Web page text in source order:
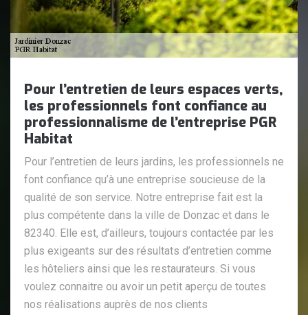
Pour l’entretien de leurs espaces verts,
les professionnels font confiance au
professionnalisme de l’entreprise PGR
Habitat
Pour l’entretien de leurs jardins, les professionnels ne
font confiance qu’à une entreprise soucieuse de la
qualité de son service. Notre entreprise fait est la
plus compétente dans la ville de Donzac et dans le
82340. Elle est, d’ailleurs, toujours contactée par les
plus exigeants sur des résultats d’entretien comme
les hôteliers ainsi que les restaurateurs. Si vous
voulez connaitre ou avoir un petit aperçu de toutes
nos réalisations auprès de nos clients